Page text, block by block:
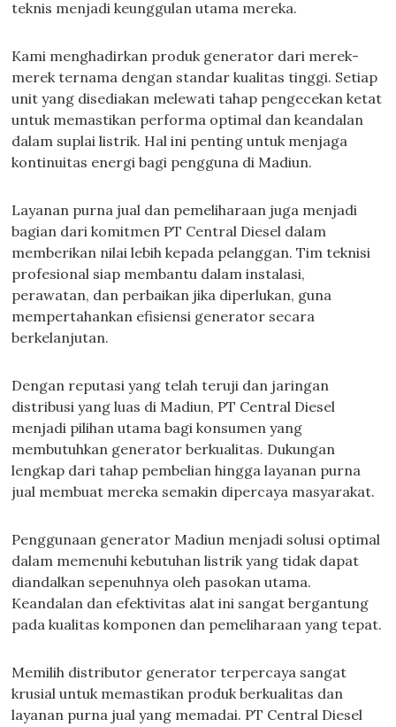
teknis menjadi keunggulan utama mereka.
Kami menghadirkan produk generator dari merek-
merek ternama dengan standar kualitas tinggi. Setiap
unit yang disediakan melewati tahap pengecekan ketat
untuk memastikan performa optimal dan keandalan
dalam suplai listrik. Hal ini penting untuk menjaga
kontinuitas energi bagi pengguna di Madiun.
Layanan purna jual dan pemeliharaan juga menjadi
bagian dari komitmen PT Central Diesel dalam
memberikan nilai lebih kepada pelanggan. Tim teknisi
profesional siap membantu dalam instalasi,
perawatan, dan perbaikan jika diperlukan, guna
mempertahankan efisiensi generator secara
berkelanjutan.
Dengan reputasi yang telah teruji dan jaringan
distribusi yang luas di Madiun, PT Central Diesel
menjadi pilihan utama bagi konsumen yang
membutuhkan generator berkualitas. Dukungan
lengkap dari tahap pembelian hingga layanan purna
jual membuat mereka semakin dipercaya masyarakat.
Penggunaan generator Madiun menjadi solusi optimal
dalam memenuhi kebutuhan listrik yang tidak dapat
diandalkan sepenuhnya oleh pasokan utama.
Keandalan dan efektivitas alat ini sangat bergantung
pada kualitas komponen dan pemeliharaan yang tepat.
Memilih distributor generator terpercaya sangat
krusial untuk memastikan produk berkualitas dan
layanan purna jual yang memadai. PT Central Diesel